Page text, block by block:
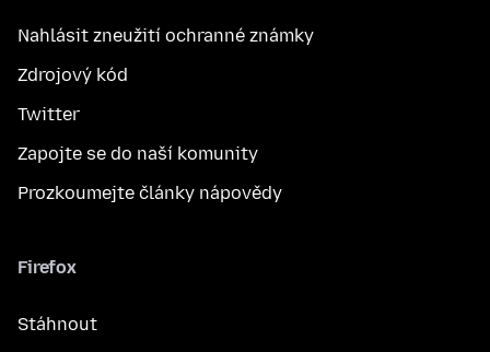
Nahlásit zneužití ochranné známky
Zdrojový kód
Twitter
Zapojte se do naší komunity
Prozkoumejte články nápovědy
Firefox
Stáhnout